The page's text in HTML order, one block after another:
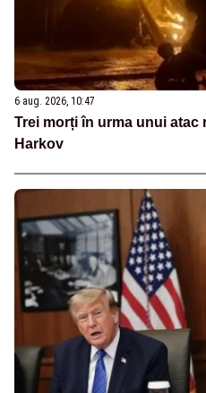
6 aug. 2026, 10:47
Trei morți în urma unui
Harkov